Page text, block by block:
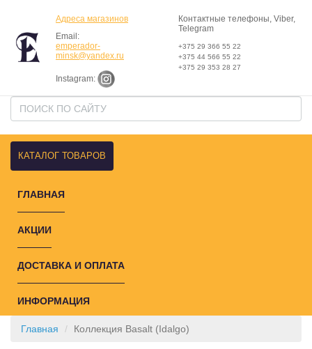
Адреса магазинов
Email:
emperador-
minsk@yandex.ru
Instagram:
Контактные телефоны, Viber,
Telegram
+375 29 366 55 22
+375 44 566 55 22
+375 29 353 28 27
КАТАЛОГ ТОВАРОВ
ГЛАВНАЯ
АКЦИИ
ДОСТАВКА И ОПЛАТА
ИНФОРМАЦИЯ
Главная Коллекция Basalt (Idalgo)